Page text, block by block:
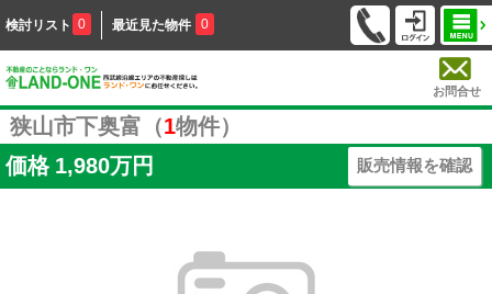
検討リスト 0 最近見た物件 0
お問合せ
狭山市下奥富（1物件）
価格 1,980万円 販売情報を確認